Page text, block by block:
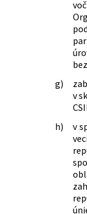
g)
v
h)
v